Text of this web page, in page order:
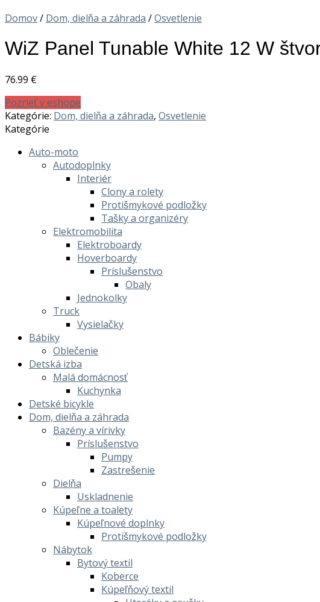
Domov/ Dom, dielňa a záhrada /Osvetlenie
WiZ Panel Tunable White 12 W
76.99 €
Pozrieť v eshope
Kategórie: Dom, dielňa a záhrada, Osvetlenie
Kategórie
Auto-moto
Autodoplnky
Interiér
Clony a rolety
Protišmykové podložky
Tašky a organizéry
Elektromobilita
Elektroboardy
Hoverboardy
Príslušenstvo
Obaly
Jednokolky
Truck
Vysielačky
Bábiky
Oblečenie
Detská izba
Malá domácnosť
Kuchynka
Detské bicykle
Dom, dielňa a záhrada
Bazény a vírivky
Príslušenstvo
Pumpy
Zastrešenie
Dielňa
Uskladnenie
Kúpeľne a toalety
Kúpeľnové doplnky
Protišmykové podložky
Nábytok
Bytový textil
Koberce
Kúpeľňový textil